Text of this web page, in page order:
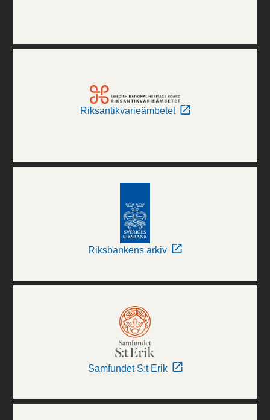
Riksantikvarieämbetet
Riksbankens arkiv
Samfundet S:t Erik